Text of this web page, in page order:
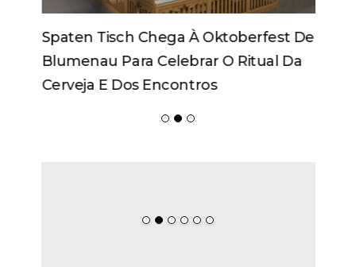
Spaten Tisch Chega À Oktoberfest De
Blumenau Para Celebrar O Ritual Da
Cerveja E Dos Encontros